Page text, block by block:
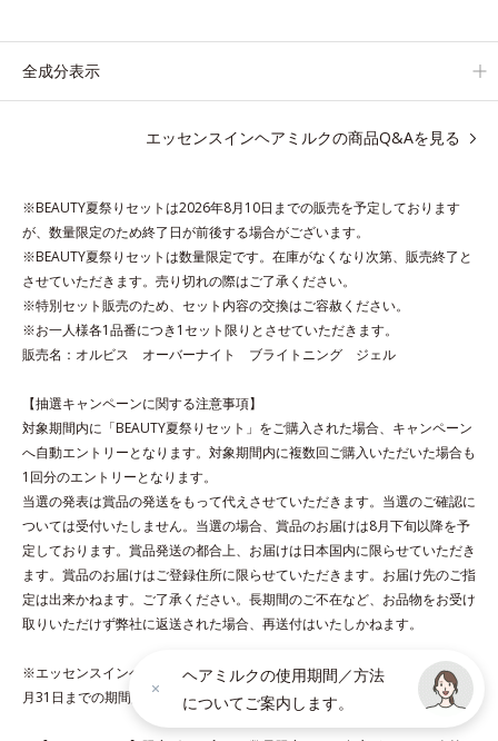
は乾いた髪）に、毛先を中心になじませます。 ドライヤーの熱
さらに高保水ミルク(*2)が、うるおいを逃がさないように髪表面
をコート。内外からのしっかりケアで、うるおい健康美髪をずっ
とキープします。
*1 ダイズステロール配合＝毛髪補修成分
*2 ジエチルヘキサン酸ネオペンチルグリコール、ネオペンタン
各商品の詳しい情報は商品ページをご覧ください。
・BEAUTY夏祭りは、 こちら
・エッセンスインヘアオイルは、こちら
［エッセンスインヘアミルク］
CMC類似成分、11種のアミノ酸をブレンドした毛髪補修成分●高保
水ミルク配合＝保水効果の高い毛髪保護成分●ヒートプロテイン配合
＝毛髪保護成分●シャイニーグロス成分配合＝ツヤ成分●アルコール
フリー
全成分表示
エッセンスインヘアミルクの商品Q&Aを見る
※BEAUTY夏祭りセットは2026年8月10日までの販売を予定しております
が、数量限定のため終了日が前後する場合がございます。
※BEAUTY夏祭りセットは数量限定です。在庫がなくなり次第、販売終了と
させていただきます。売り切れの際はご了承ください。
※特別セット販売のため、セット内容の交換はご容赦ください。
※お一人様各1品番につき1セット限りとさせていただきます。
販売名：オルビス オーバーナイト ブライトニング ジェル
【抽選キャンペーンに関する注意事項】
対象期間内に「BEAUTY夏祭りセット」をご購入された場合、キャンペーン
へ自動エントリーとなります。対象期間内に複数回ご購入いただいた場合も
1回分のエントリーとなります。
当選の発表は賞品の発送をもって代えさせていただきます。当選のご確認に
ついては受付いたしません。当選の場合、賞品のお届けは8月下旬以降を予
定しております。賞品発送の都合上、お届けは日本国内に限らせていただき
ます。賞品のお届けはご登録住所に限らせていただきます。お届け先のご指
定は出来かねます。ご了承ください。長期間のご不在など、お品物をお受け
取りいただけず弊社に返送された場合、再送付はいたしかねます。
※エッセンスインヘアオイル＋エッセンスインヘアミルクセットは2026年8
月31日までの期間限定・通販限定です。
ヘアミルクの使用期間／方法
についてご案内します。